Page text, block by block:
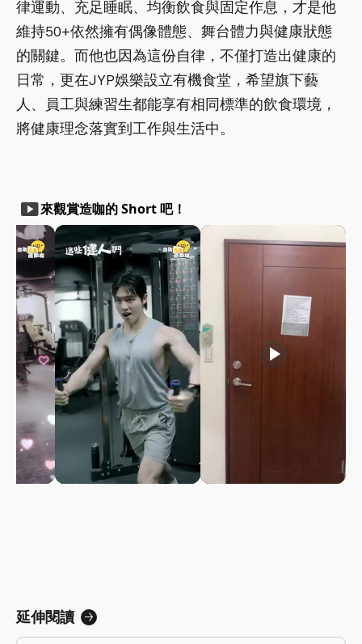
律運動、充足睡眠、均衡飲食與固定作息，才是他
維持50+依然擁有偶像體態、舞台體力與健康狀態
的關鍵。而他也因為這份自律，不僅打造出健康的
日常，更在JYP娛樂設立有機食堂，希望旗下藝
人、員工與練習生都能享有相同標準的飲食環境，
將健康理念落實到工作與生活中。
smart_display來觀賞造咖的 Short 吧！
play_arrow play_arrow
延伸閱讀